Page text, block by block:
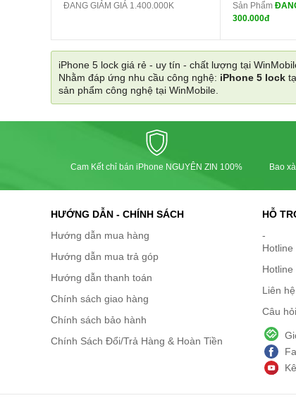
ĐANG GIẢM GIÁ 1.400.000K Sản Phẩm
300.000đ
iPhone 5 lock giá rẻ - uy tín - chất lượng tại
Nhằm đáp ứng nhu cầu công nghệ: iPhone 5 lock
sản phẩm công nghệ tại WinMobile.
Cam Kết chỉ bán iPhone NGUYÊN ZIN 100%
Bao
HƯỚNG DẪN - CHÍNH SÁCH
Hướng dẫn mua hàng
Hướng dẫn mua trả góp
Hướng dẫn thanh toán
Chính sách giao hàng
Chính sách bảo hành
Chính Sách Đổi/Trả Hàng & Hoàn Tiền
HỖ
-
Hotline
Hotline
Liên hệ
Câu